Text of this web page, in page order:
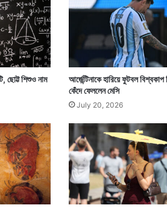
ছোট্ট শিশুও নাম
আর্জেন্টিনাকে হারিয়ে ফুটবল
কেঁদে ফেললেন মেসি
July 20, 2026